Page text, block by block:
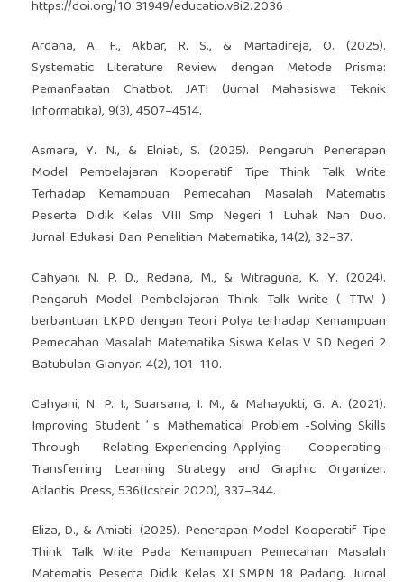
https://doi.org/10.31949/educatio.v8i2.2036
Ardana, A. F., Akbar, R. S., & Martadireja, O. (2025).
Systematic Literature Review dengan Metode Prisma:
Pemanfaatan Chatbot. JATI (Jurnal Mahasiswa Teknik
Informatika), 9(3), 4507–4514.
Asmara, Y. N., & Elniati, S. (2025). Pengaruh Penerapan
Model Pembelajaran Kooperatif Tipe Think Talk Write
Terhadap Kemampuan Pemecahan Masalah Matematis
Peserta Didik Kelas VIII Smp Negeri 1 Luhak Nan Duo.
Jurnal Edukasi Dan Penelitian Matematika, 14(2), 32–37.
Cahyani, N. P. D., Redana, M., & Witraguna, K. Y. (2024).
Pengaruh Model Pembelajaran Think Talk Write ( TTW )
berbantuan LKPD dengan Teori Polya terhadap Kemampuan
Pemecahan Masalah Matematika Siswa Kelas V SD Negeri 2
Batubulan Gianyar. 4(2), 101–110.
Cahyani, N. P. I., Suarsana, I. M., & Mahayukti, G. A. (2021).
Improving Student ’ s Mathematical Problem -Solving Skills
Through Relating-Experiencing-Applying- Cooperating-
Transferring Learning Strategy and Graphic Organizer.
Atlantis Press, 536(Icsteir 2020), 337–344.
Eliza, D., & Amiati. (2025). Penerapan Model Kooperatif Tipe
Think Talk Write Pada Kemampuan Pemecahan Masalah
Matematis Peserta Didik Kelas XI SMPN 18 Padang. Jurnal